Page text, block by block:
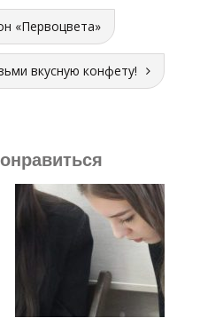
«Первоцвета»
вкусную конфету!